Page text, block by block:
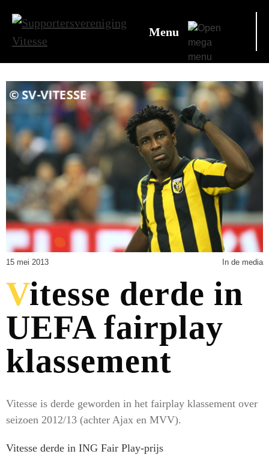
Menu
15 mei 2013 In de media
Vitesse derde in
UEFA fairplay
klassement
Vitesse is derde geworden in het fairplay klassement over
seizoen 2012/13 (achter Ajax en MVV).
Vitesse derde in ING Fair Play-prijs